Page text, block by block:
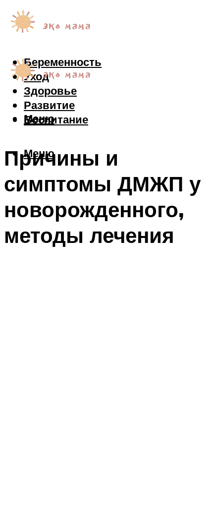
Беременность
Уход
Здоровье
Развитие
Воспитание
Меню
Меню
Причины и
симптомы ДМЖП у
новорожденного,
методы лечения